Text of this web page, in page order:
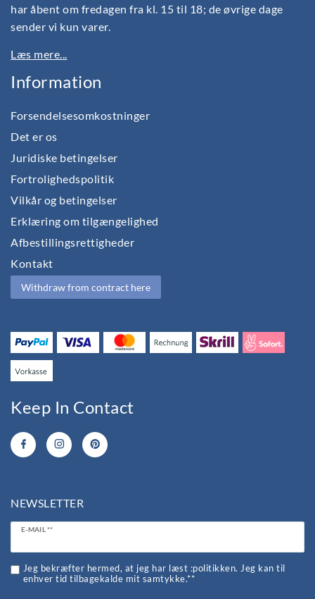
har åbent om fredagen fra kl. 15 til 18; de øvrige dage
sender vi kun varer.
Læs mere...
Information
Forsendelsesomkostninger
Det er os
Juridiske betingelser
Fortrolighedspolitik
Vilkår og betingelser
Erklæring om tilgængelighed
Afbestillingsrettigheder
Kontakt
Withdraw from contract here
Keep In Contact
NEWSLETTER
E-MAIL **
Ceres::Template.newsletterHoneypotLabel
Jeg bekræfter hermed, at jeg har læst :politikken. Jeg kan til
enhver tid tilbagekalde mit samtykke.**